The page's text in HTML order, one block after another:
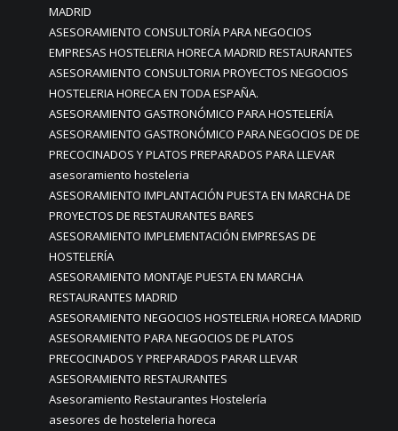
MADRID
ASESORAMIENTO CONSULTORÍA PARA NEGOCIOS
EMPRESAS HOSTELERIA HORECA MADRID RESTAURANTES
ASESORAMIENTO CONSULTORIA PROYECTOS NEGOCIOS
HOSTELERIA HORECA EN TODA ESPAÑA.
ASESORAMIENTO GASTRONÓMICO PARA HOSTELERÍA
ASESORAMIENTO GASTRONÓMICO PARA NEGOCIOS DE DE
PRECOCINADOS Y PLATOS PREPARADOS PARA LLEVAR
asesoramiento hosteleria
ASESORAMIENTO IMPLANTACIÓN PUESTA EN MARCHA DE
PROYECTOS DE RESTAURANTES BARES
ASESORAMIENTO IMPLEMENTACIÓN EMPRESAS DE
HOSTELERÍA
ASESORAMIENTO MONTAJE PUESTA EN MARCHA
RESTAURANTES MADRID
ASESORAMIENTO NEGOCIOS HOSTELERIA HORECA MADRID
ASESORAMIENTO PARA NEGOCIOS DE PLATOS
PRECOCINADOS Y PREPARADOS PARAR LLEVAR
ASESORAMIENTO RESTAURANTES
Asesoramiento Restaurantes Hostelería
asesores de hosteleria horeca